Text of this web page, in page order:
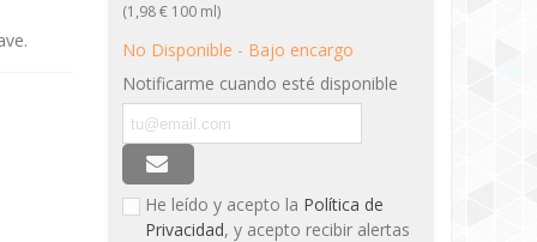
(1,98 € 100 ml)
No Disponible - Bajo encargo
Notificarme cuando esté disponible
He leído y acepto la Política de
Privacidad, y acepto recibir alertas